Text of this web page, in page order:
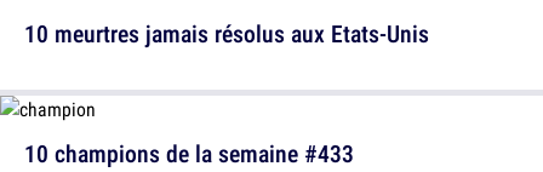
10 meurtres jamais résolus aux Etats-Unis
10 champions de la semaine #433